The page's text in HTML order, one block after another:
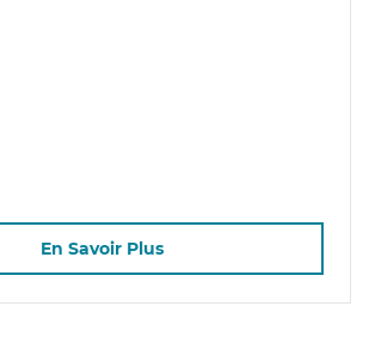
En Savoir Plus